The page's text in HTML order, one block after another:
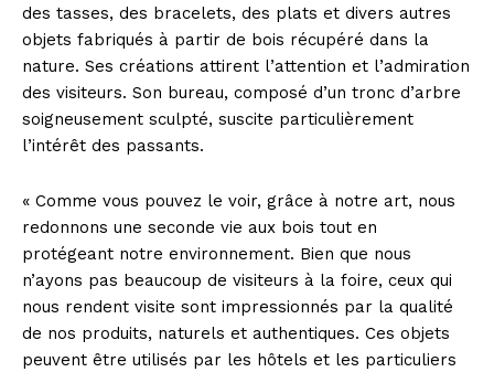
des tasses, des bracelets, des plats et divers autres
objets fabriqués à partir de bois récupéré dans la
nature. Ses créations attirent l’attention et l’admiration
des visiteurs. Son bureau, composé d’un tronc d’arbre
soigneusement sculpté, suscite particulièrement
l’intérêt des passants.
« Comme vous pouvez le voir, grâce à notre art, nous
redonnons une seconde vie aux bois tout en
protégeant notre environnement. Bien que nous
n’ayons pas beaucoup de visiteurs à la foire, ceux qui
nous rendent visite sont impressionnés par la qualité
de nos produits, naturels et authentiques. Ces objets
peuvent être utilisés par les hôtels et les particuliers